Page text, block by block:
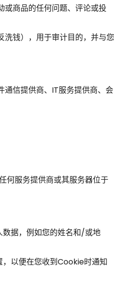
或商品的任何问题、评论或投
钱），用于审计目的，并与您
通信提供商、IT服务提供商、会
何服务提供商或其服务器位于
据，例如您的姓名和/或地
以便在您收到Cookie时通知